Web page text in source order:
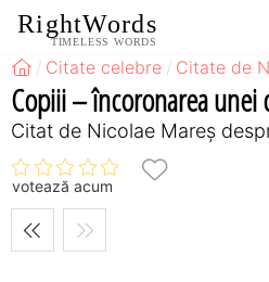
RightWords
TIMELESS WORDS
Citate celebre Citate de
Copiii – încoronarea unei
Citat de Nicolae Mareș
votează acum